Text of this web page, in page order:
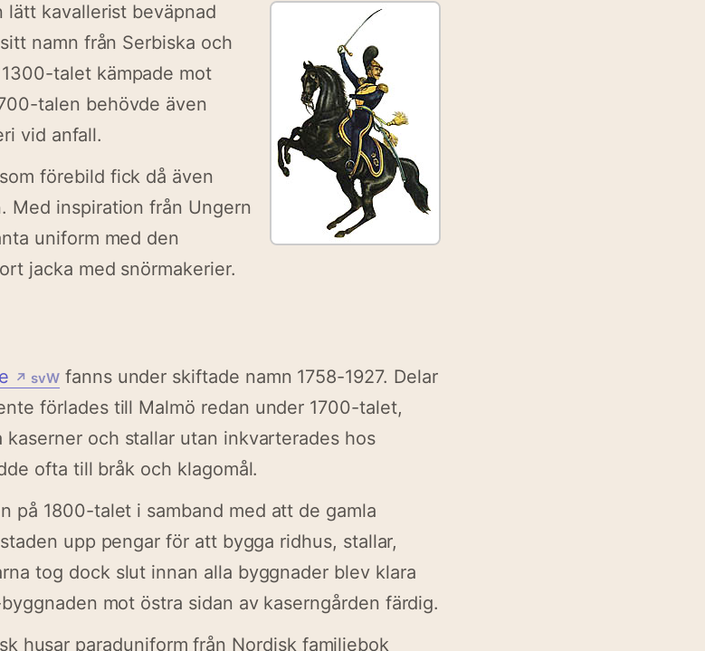
lätt kavallerist beväpnad
namn från Serbiska och
talet kämpade mot
talen behövde även
vid anfall.
förebild fick då även
Med inspiration från Ungern
uniform med den
jacka med snörmakerier.
↗ svW fanns under skiftade namn 1758-1927. Delar
förlades till Malmö redan under 1700-talet,
kaserner och stallar utan inkvarterades hos
ofta till bråk och klagomål.
på 1800-talet i samband med att de gamla
upp pengar för att bygga ridhus, stallar,
tog dock slut innan alla byggnader blev klara
mot östra sidan av kaserngården färdig.
husar paraduniform från Nordisk familjebok